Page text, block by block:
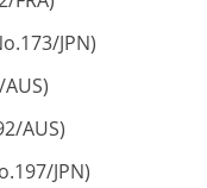
JPN)
AUS)
JPN)